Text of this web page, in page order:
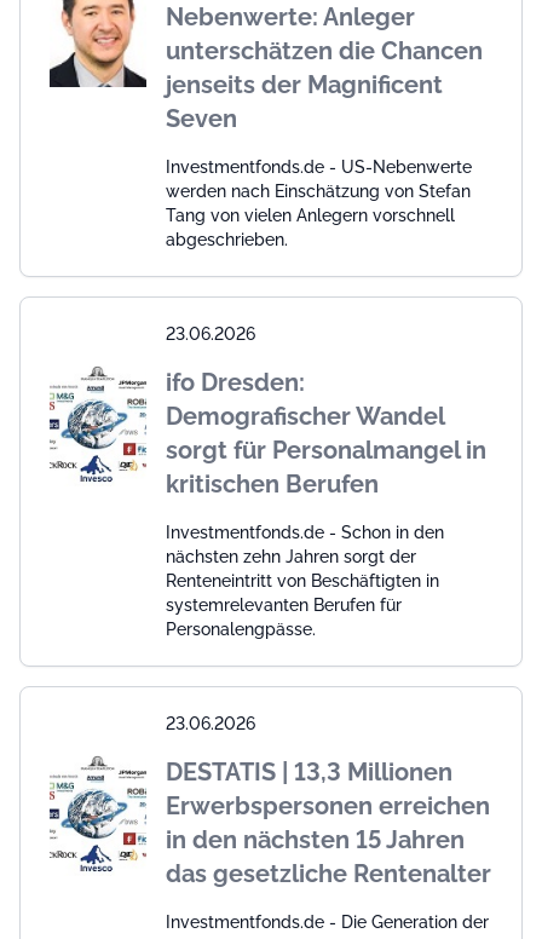
Nebenwerte: Anleger
unterschätzen die Chancen
jenseits der Magnificent
Seven
Investmentfonds.de - US-Nebenwerte
werden nach Einschätzung von Stefan
Tang von vielen Anlegern vorschnell
abgeschrieben.
23.06.2026
ifo Dresden:
Demografischer Wandel
sorgt für Personalmangel in
kritischen Berufen
Investmentfonds.de - Schon in den
nächsten zehn Jahren sorgt der
Renteneintritt von Beschäftigten in
systemrelevanten Berufen für
Personalengpässe.
23.06.2026
DESTATIS | 13,3 Millionen
Erwerbspersonen erreichen
in den nächsten 15 Jahren
das gesetzliche Rentenalter
Investmentfonds.de - Die Generation der